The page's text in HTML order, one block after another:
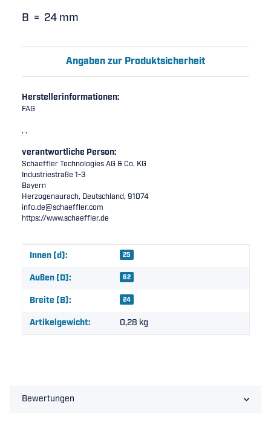
B = 24 mm
Angaben zur Produktsicherheit
Herstellerinformationen:
FAG
, ,
verantwortliche Person:
Schaeffler Technologies AG & Co. KG
Industriestraße 1-3
Bayern
Herzogenaurach, Deutschland, 91074
info.de@schaeffler.com
https://www.schaeffler.de
Produkteigenschaft
Wert
Innen (d): 25
Außen (D): 62
Breite (B): 24
Artikelgewicht: 0,28 kg
Bewertungen